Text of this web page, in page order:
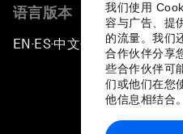
我们使用
容与广告、提
的流量。我们
合作伙伴分享
些合作伙伴可
们或他们在您
他信息相结合。
语言版本
EN ▪ES▪中文▪ 日本語